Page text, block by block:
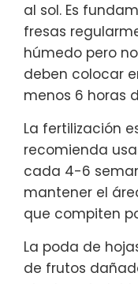
al sol. Es
fresas
húmedo pero
deben colocar
menos 6 horas
La fertilización
recomienda
cada 4-6
mantener el
que compiten
La poda de
de frutos